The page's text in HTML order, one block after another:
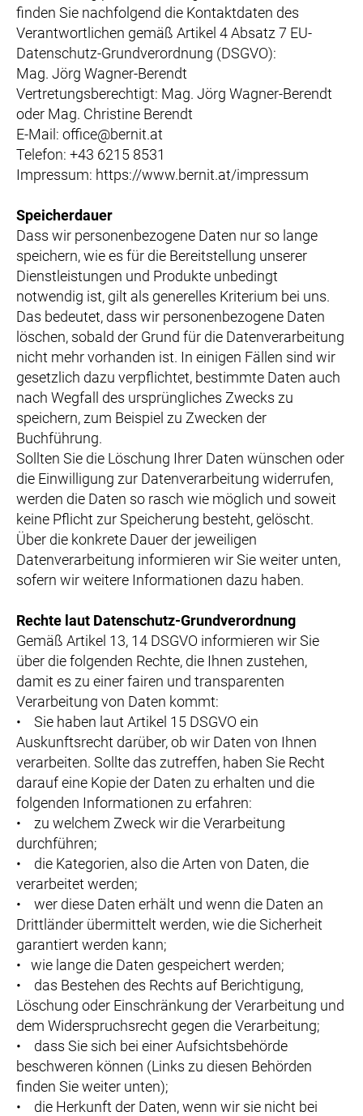
finden Sie nachfolgend die Kontaktdaten des
Verantwortlichen gemäß Artikel 4 Absatz 7 EU-
Datenschutz-Grundverordnung (DSGVO):
Mag. Jörg Wagner-Berendt
Vertretungsberechtigt: Mag. Jörg Wagner-Berendt
oder Mag. Christine Berendt
E-Mail: office@bernit.at
Telefon: +43 6215 8531
Impressum: https://www.bernit.at/impressum
Speicherdauer
Dass wir personenbezogene Daten nur so lange
speichern, wie es für die Bereitstellung unserer
Dienstleistungen und Produkte unbedingt
notwendig ist, gilt als generelles Kriterium bei uns.
Das bedeutet, dass wir personenbezogene Daten
löschen, sobald der Grund für die Datenverarbeitung
nicht mehr vorhanden ist. In einigen Fällen sind wir
gesetzlich dazu verpflichtet, bestimmte Daten auch
nach Wegfall des ursprüngliches Zwecks zu
speichern, zum Beispiel zu Zwecken der
Buchführung.
Sollten Sie die Löschung Ihrer Daten wünschen oder
die Einwilligung zur Datenverarbeitung widerrufen,
werden die Daten so rasch wie möglich und soweit
keine Pflicht zur Speicherung besteht, gelöscht.
Über die konkrete Dauer der jeweiligen
Datenverarbeitung informieren wir Sie weiter unten,
sofern wir weitere Informationen dazu haben.
Rechte laut Datenschutz-Grundverordnung
Gemäß Artikel 13, 14 DSGVO informieren wir Sie
über die folgenden Rechte, die Ihnen zustehen,
damit es zu einer fairen und transparenten
Verarbeitung von Daten kommt:
• Sie haben laut Artikel 15 DSGVO ein
Auskunftsrecht darüber, ob wir Daten von Ihnen
verarbeiten. Sollte das zutreffen, haben Sie Recht
darauf eine Kopie der Daten zu erhalten und die
folgenden Informationen zu erfahren:
• zu welchem Zweck wir die Verarbeitung
durchführen;
• die Kategorien, also die Arten von Daten, die
verarbeitet werden;
• wer diese Daten erhält und wenn die Daten an
Drittländer übermittelt werden, wie die Sicherheit
garantiert werden kann;
• wie lange die Daten gespeichert werden;
• das Bestehen des Rechts auf Berichtigung,
Löschung oder Einschränkung der Verarbeitung und
dem Widerspruchsrecht gegen die Verarbeitung;
• dass Sie sich bei einer Aufsichtsbehörde
beschweren können (Links zu diesen Behörden
finden Sie weiter unten);
• die Herkunft der Daten, wenn wir sie nicht bei